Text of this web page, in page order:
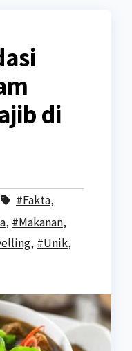
di
#Fakta,
, #Makanan,
, #Unik,